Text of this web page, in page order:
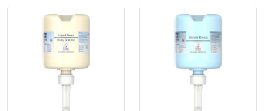
Product Link Product Link